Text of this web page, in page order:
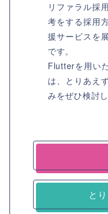
リファラル採
考をする採用
援サービスを
です。
Flutterを用い
は、とりあえ
みをぜひ検討
と